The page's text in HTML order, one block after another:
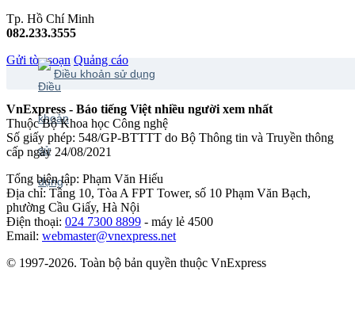
Tp. Hồ Chí Minh
082.233.3555
Gửi tòa soạn Quảng cáo
Điều khoản sử dụng
VnExpress - Báo tiếng Việt nhiều người xem nhất
Thuộc Bộ Khoa học Công nghệ
Số giấy phép: 548/GP-BTTTT do Bộ Thông tin và Truyền thông
cấp ngày 24/08/2021
Tổng biên tập: Phạm Văn Hiếu
Địa chỉ: Tầng 10, Tòa A FPT Tower, số 10 Phạm Văn Bạch,
phường Cầu Giấy, Hà Nội
Điện thoại: 024 7300 8899 - máy lẻ 4500
Email: webmaster@vnexpress.net
© 1997-2026. Toàn bộ bản quyền thuộc VnExpress